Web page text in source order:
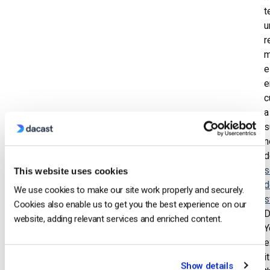
This website uses cookies
We use cookies to make our site work properly and securely.
Cookies also enable us to get you the best experience on our
website, adding relevant services and enriched content.
Show details
a
it